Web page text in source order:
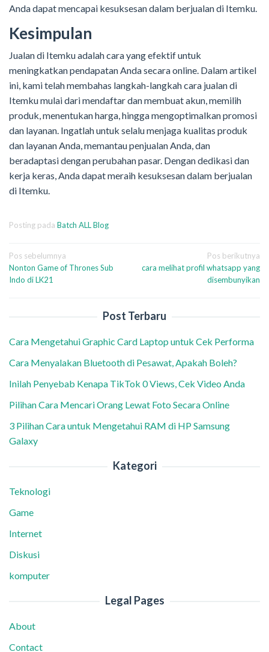
Anda dapat mencapai kesuksesan dalam berjualan di Itemku.
Kesimpulan
Jualan di Itemku adalah cara yang efektif untuk
meningkatkan pendapatan Anda secara online. Dalam artikel
ini, kami telah membahas langkah-langkah cara jualan di
Itemku mulai dari mendaftar dan membuat akun, memilih
produk, menentukan harga, hingga mengoptimalkan promosi
dan layanan. Ingatlah untuk selalu menjaga kualitas produk
dan layanan Anda, memantau penjualan Anda, dan
beradaptasi dengan perubahan pasar. Dengan dedikasi dan
kerja keras, Anda dapat meraih kesuksesan dalam berjualan
di Itemku.
Posting pada Batch ALL Blog
Navigasi
pos
Pos sebelumnya
Nonton Game of Thrones Sub
Indo di LK21
Pos berikutnya
cara melihat profil whatsapp yang
disembunyikan
Post Terbaru
Cara Mengetahui Graphic Card Laptop untuk Cek Performa
Cara Menyalakan Bluetooth di Pesawat, Apakah Boleh?
Inilah Penyebab Kenapa TikTok 0 Views, Cek Video Anda
Pilihan Cara Mencari Orang Lewat Foto Secara Online
3 Pilihan Cara untuk Mengetahui RAM di HP Samsung
Galaxy
Kategori
Teknologi
Game
Internet
Diskusi
komputer
Legal Pages
About
Contact